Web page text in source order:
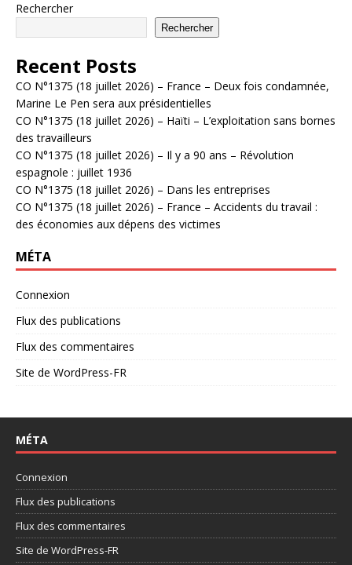
Rechercher
Rechercher
Recent Posts
CO N°1375 (18 juillet 2026) – France – Deux fois condamnée,
Marine Le Pen sera aux présidentielles
CO N°1375 (18 juillet 2026) – Haïti – L’exploitation sans bornes
des travailleurs
CO N°1375 (18 juillet 2026) – Il y a 90 ans – Révolution
espagnole : juillet 1936
CO N°1375 (18 juillet 2026) – Dans les entreprises
CO N°1375 (18 juillet 2026) – France – Accidents du travail :
des économies aux dépens des victimes
MÉTA
Connexion
Flux des publications
Flux des commentaires
Site de WordPress-FR
MÉTA
Connexion
Flux des publications
Flux des commentaires
Site de WordPress-FR